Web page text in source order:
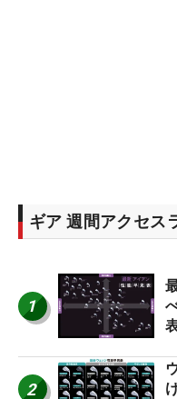
ギア 週間アクセス
1
2